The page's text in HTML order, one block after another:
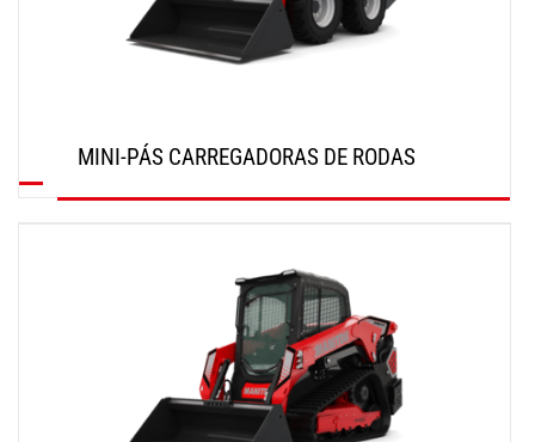
MINI-PÁS CARREGADORAS DE RODAS